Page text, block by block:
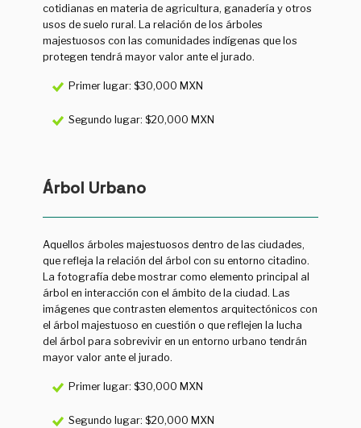
cotidianas en materia de agricultura, ganadería y otros
usos de suelo rural. La relación de los árboles
majestuosos con las comunidades indígenas que los
protegen tendrá mayor valor ante el jurado.
Primer lugar: $30,000 MXN
Segundo lugar: $20,000 MXN
Árbol Urbano
Aquellos árboles majestuosos dentro de las ciudades,
que refleja la relación del árbol con su entorno citadino.
La fotografía debe mostrar como elemento principal al
árbol en interacción con el ámbito de la ciudad. Las
imágenes que contrasten elementos arquitectónicos con
el árbol majestuoso en cuestión o que reflejen la lucha
del árbol para sobrevivir en un entorno urbano tendrán
mayor valor ante el jurado.
Primer lugar: $30,000 MXN
Segundo lugar: $20,000 MXN